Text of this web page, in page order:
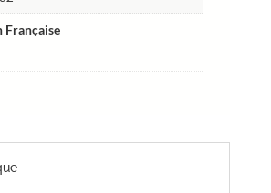
Française